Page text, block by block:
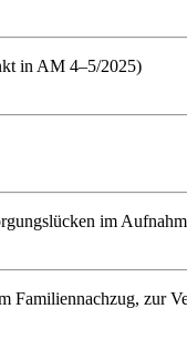
in AM 4–5/2025)
im
Familiennachzug, zur